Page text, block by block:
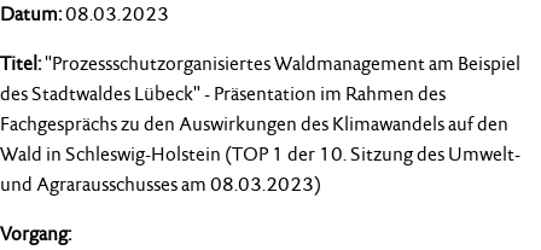
08.03.2023
"Prozessschutzorganisiertes Waldmanagement am Beispiel
des Stadtwaldes Lübeck" - Präsentation im Rahmen des
Fachgesprächs zu den Auswirkungen des Klimawandels auf den
Wald in Schleswig-Holstein (TOP 1 der 10. Sitzung des Umwelt-
und Agrarausschusses am 08.03.2023)